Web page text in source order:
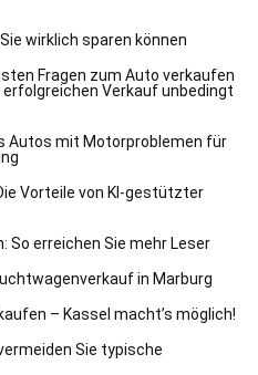
wirklich sparen können
Fragen zum Auto verkaufen
Verkauf unbedingt
Autos mit Motorproblemen für
Vorteile von KI-gestützter
So erreichen Sie mehr Leser
in Marburg
– Kassel macht’s möglich!
Sie typische